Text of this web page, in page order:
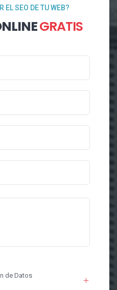
EL SEO DE TU WEB?
GRATIS
de Datos